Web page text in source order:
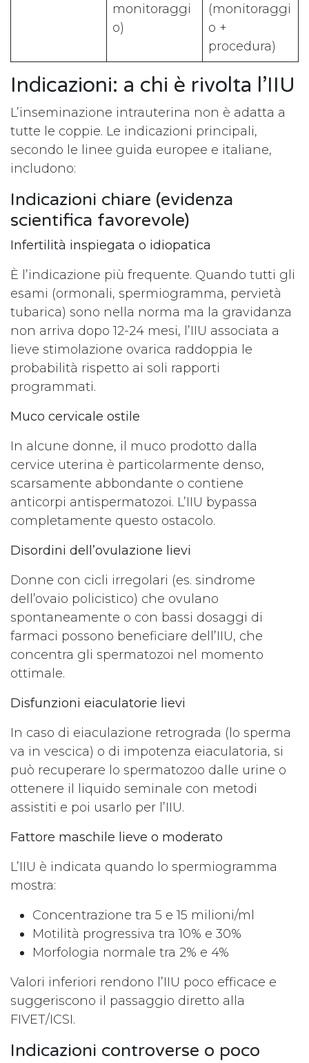
monitoraggi
o)
(monitoraggi
o +
procedura)
Indicazioni: a chi è rivolta l’IIU
L’inseminazione intrauterina non è adatta a
tutte le coppie. Le indicazioni principali,
secondo le linee guida europee e italiane,
includono:
Indicazioni chiare (evidenza
scientifica favorevole)
Infertilità inspiegata o idiopatica
È l’indicazione più frequente. Quando tutti gli
esami (ormonali, spermiogramma, pervietà
tubarica) sono nella norma ma la gravidanza
non arriva dopo 12-24 mesi, l’IIU associata a
lieve stimolazione ovarica raddoppia le
probabilità rispetto ai soli rapporti
programmati.
Muco cervicale ostile
In alcune donne, il muco prodotto dalla
cervice uterina è particolarmente denso,
scarsamente abbondante o contiene
anticorpi antispermatozoi. L’IIU bypassa
completamente questo ostacolo.
Disordini dell’ovulazione lievi
Donne con cicli irregolari (es. sindrome
dell’ovaio policistico) che ovulano
spontaneamente o con bassi dosaggi di
farmaci possono beneficiare dell’IIU, che
concentra gli spermatozoi nel momento
ottimale.
Disfunzioni eiaculatorie lievi
In caso di eiaculazione retrograda (lo sperma
va in vescica) o di impotenza eiaculatoria, si
può recuperare lo spermatozoo dalle urine o
ottenere il liquido seminale con metodi
assistiti e poi usarlo per l’IIU.
Fattore maschile lieve o moderato
L’IIU è indicata quando lo spermiogramma
mostra:
Concentrazione tra 5 e 15 milioni/ml
Motilità progressiva tra 10% e 30%
Morfologia normale tra 2% e 4%
Valori inferiori rendono l’IIU poco efficace e
suggeriscono il passaggio diretto alla
FIVET/ICSI.
Indicazioni controverse o poco